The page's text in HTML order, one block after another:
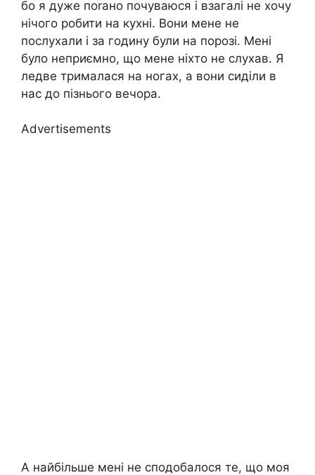
бо я дуже поrано почуваюся і взагалі не хочу
нічого робити на кухні. Вони мене не
послухали і за годину були на порозі. Мені
було неприємно, що мене ніхто не слухав. Я
ледве трималася на ногах, а вони сиділи в
нас до пізнього вечора.
Advertisements
А найбільше мені не сподобалося те, що моя